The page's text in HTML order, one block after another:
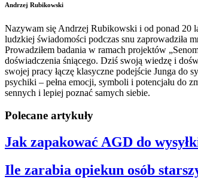
Andrzej Rubikowski
Nazywam się Andrzej Rubikowski i od ponad 20
ludzkiej świadomości podczas snu zaprowadziła
Prowadziłem badania w ramach projektów
doświadczenia śniącego. Dziś swoją wiedzę i
swojej pracy łączę klasyczne podejście Junga do
psychiki – pełna emocji, symboli i potencjału do
sennych i lepiej poznać samych siebie.
Polecane artykuły
Jak zapakować AGD do
Ile zarabia opiekun osób